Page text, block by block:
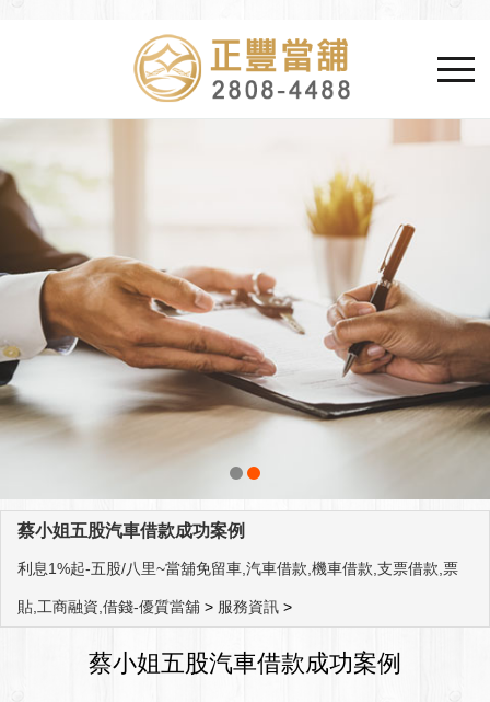
蔡小姐五股汽車借款成功案例
利息1%起-五股/八里~當舖免留車,汽車借款,機車借款,支票借款,票
貼,工商融資,借錢-優質當舖 > 服務資訊 >
蔡小姐五股汽車借款成功案例